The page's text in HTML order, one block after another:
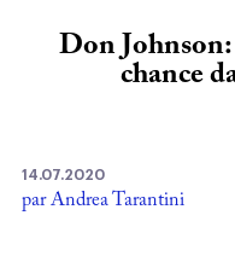
Don Johnson:
chance
14.07.2020
par Andrea Tarantini